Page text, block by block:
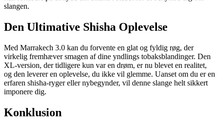
slangen.
Den Ultimative Shisha Oplevelse
Med Marrakech 3.0 kan du forvente en glat og fyldig røg, der
virkelig fremhæver smagen af dine yndlings tobaksblandinger. Den
XL-version, der tidligere kun var en drøm, er nu blevet en realitet,
og den leverer en oplevelse, du ikke vil glemme. Uanset om du er en
erfaren shisha-ryger eller nybegynder, vil denne slange helt sikkert
imponere dig.
Konklusion